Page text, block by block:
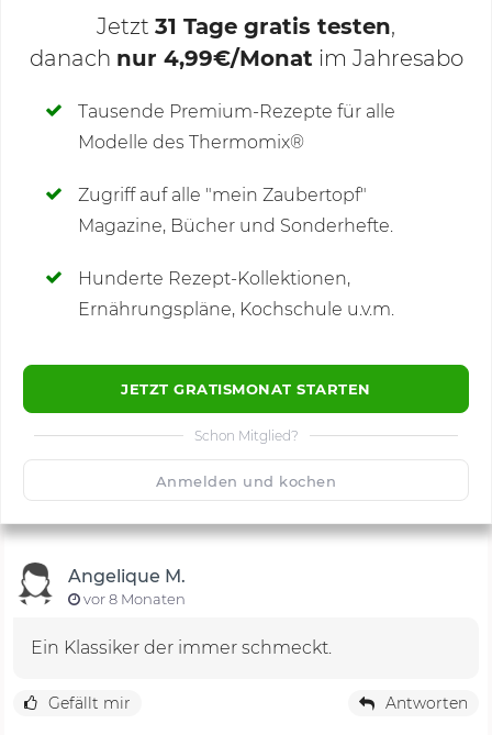
Deine Notizen
Jetzt 31 Tage gratis testen,
danach nur 4,99€/Monat im Jahresabo
Tausende Premium-Rezepte für alle
Modelle des Thermomix®
Zugriff auf alle "mein Zaubertopf"
Magazine, Bücher und Sonderhefte.
Hunderte Rezept-Kollektionen,
Ernährungspläne, Kochschule u.v.m.
JETZT GRATISMONAT STARTEN
Schon Mitglied?
Anmelden und kochen
Kommentare(8)
🙂 1500 Speichern
Angelique M.
vor 8 Monaten
Ein Klassiker der immer schmeckt.
Gefällt mir Antworten